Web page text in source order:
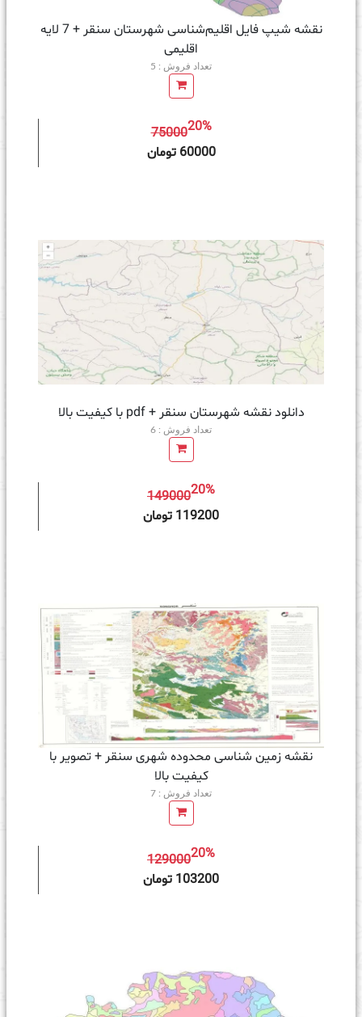
نقشه شیپ‌ فایل اقلیم‌شناسی شهرستان سنقر + 7 لایه
اقلیمی
تعداد فروش : 5
7500020%
60000 تومان
دانلود نقشه شهرستان سنقر + pdf با کیفیت بالا
تعداد فروش : 6
14900020%
119200 تومان
نقشه زمین‌ شناسی محدوده شهری سنقر + تصویر با
کیفیت بالا
تعداد فروش : 7
12900020%
103200 تومان